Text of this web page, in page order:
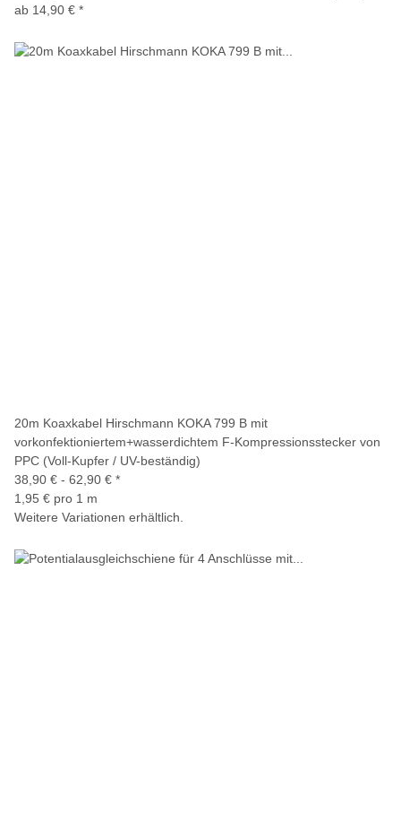
ab 14,90 € *
20m Koaxkabel Hirschmann KOKA 799 B mit
vorkonfektioniertem+wasserdichtem F-Kompressionsstecker von
PPC (Voll-Kupfer / UV-beständig)
38,90 € - 62,90 € *
1,95 € pro 1 m
Weitere Variationen erhältlich.